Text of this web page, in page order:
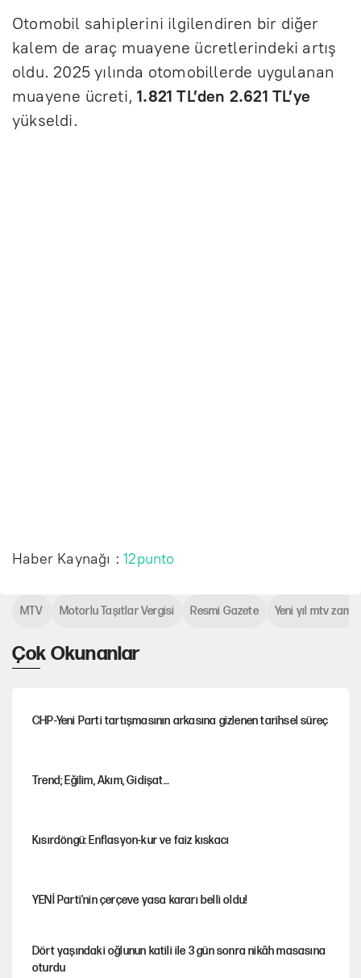
Otomobil sahiplerini ilgilendiren bir diğer
kalem de araç muayene ücretlerindeki artış
oldu. 2025 yılında otomobillerde uygulanan
muayene ücreti,1.821 TL’den 2.621 TL’ye
yükseldi.
Haber Kaynağı :12punto
Çok Okunanlar
CHP-Yeni Parti tartışmasının arkasına gizlenen tarihsel süreç
Trend; Eğilim, Akım, Gidişat…
Kısırdöngü: Enflasyon-kur ve faiz kıskacı
YENİ Parti'nin çerçeve yasa kararı belli oldu!
Dört yaşındaki oğlunun katili ile 3 gün sonra nikâh masasına
oturdu
MTV Motorlu Taşıtlar Vergisi Resmi Gazete Yeni yıl mtv